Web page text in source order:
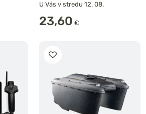
U Vás v stredu 12. 08.
23,60 €